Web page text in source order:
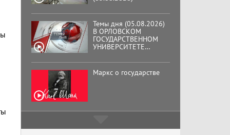
ГОСУДАРСТВЕННОМ
УНИВЕРСИТЕТЕ
ОТКРЫЛАСЬ
АУДИТОРИЯ ИМЕНИ
ЗНАМЕНИТОГО
ВЫПУСКНИКА,
ГЕННАДИЯ ЗЮГАНОВА.
Маркс о государстве